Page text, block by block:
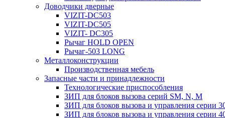
Доводчики дверные
VIZIT-DC503
VIZIT-DC505
VIZIT- DC305
Рычаг HOLD OPEN
Рычаг-503 LONG
Металлоконструкции
Производственная мебель
Запасные части и принадлежности
Технологические приспособления
ЗИП для блоков вызова серий SM, N, M
ЗИП для блоков вызова и управления серии
ЗИП для блоков вызова и управления серии